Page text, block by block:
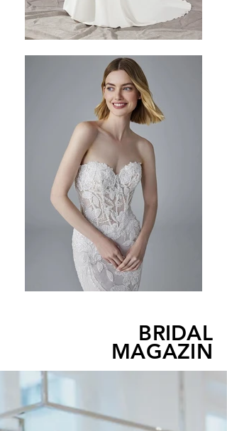
BRIDAL
MAGAZIN